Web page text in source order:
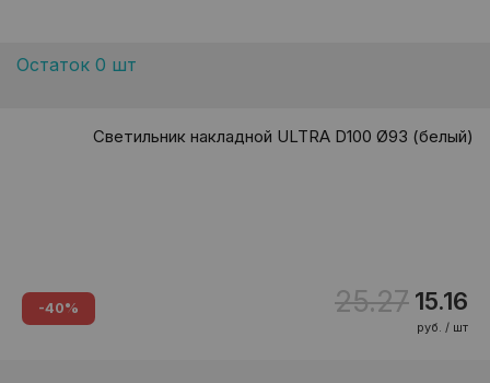
Остаток 0 шт
Светильник накладной ULTRA D100 Ø93 (белый)
-40% 25.27 15.16
руб. / шт